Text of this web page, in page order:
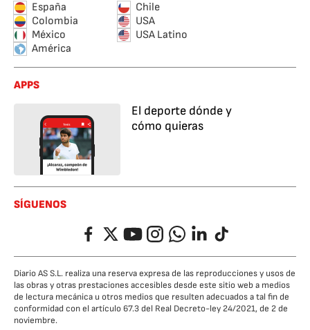
España
Chile
Colombia
USA
México
USA Latino
América
APPS
El deporte dónde y
cómo quieras
SÍGUENOS
FacebookTwitterYouTubeInstagramWhatsappLinkedIn
TikTok
Diario AS S.L. realiza una reserva expresa de las reproducciones y usos de
las obras y otras prestaciones accesibles desde este sitio web a medios
de lectura mecánica u otros medios que resulten adecuados a tal fin de
conformidad con el artículo 67.3 del Real Decreto-ley 24/2021, de 2 de
noviembre.